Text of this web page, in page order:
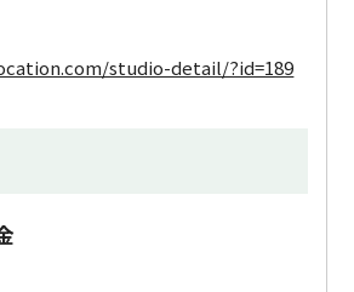
studio-detail/?id=189